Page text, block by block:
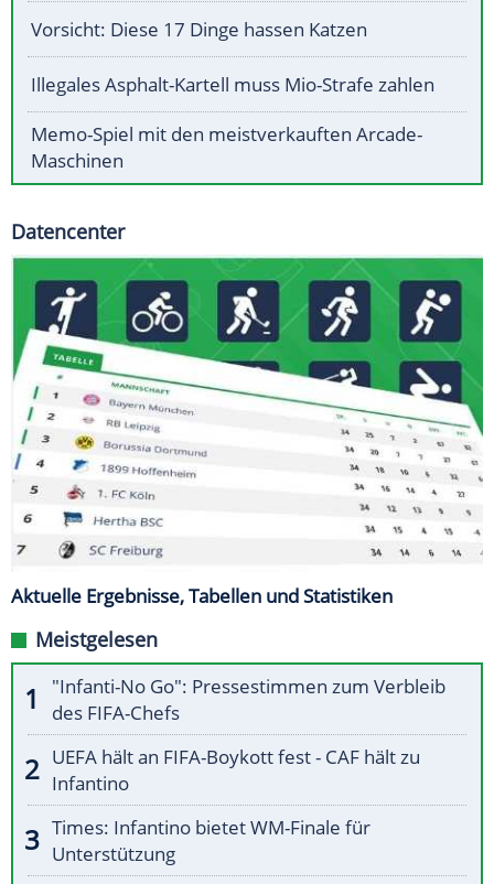
Vorsicht: Diese 17 Dinge hassen Katzen
Illegales Asphalt-Kartell muss Mio-Strafe zahlen
Memo-Spiel mit den meistverkauften Arcade-
Maschinen
Datencenter
Aktuelle Ergebnisse, Tabellen und Statistiken
Meistgelesen
"Infanti-No Go": Pressestimmen zum Verbleib
des FIFA-Chefs
UEFA hält an FIFA-Boykott fest - CAF hält zu
Infantino
Times: Infantino bietet WM-Finale für
Unterstützung